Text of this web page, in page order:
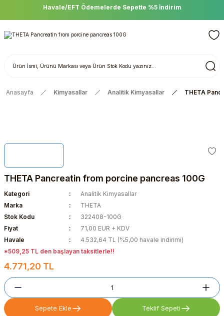
Havale/EFT Ödemelerde Sepette %5 İndirim
Anasayfa Kimyasallar Analitik Kimyasallar THETA
THETA Pancreatin from porcine pancreas 100G
Kategori
Analitik Kimyasallar
Marka
THETA
Stok Kodu
322408-100G
Fiyat
71,00 EUR + KDV
Havale
4.532,64 TL (%5,00 havale indirimi)
*509,25 TL den başlayan taksitlerle!!
4.771,20 TL
Sepete Ekle Teklif Sepeti